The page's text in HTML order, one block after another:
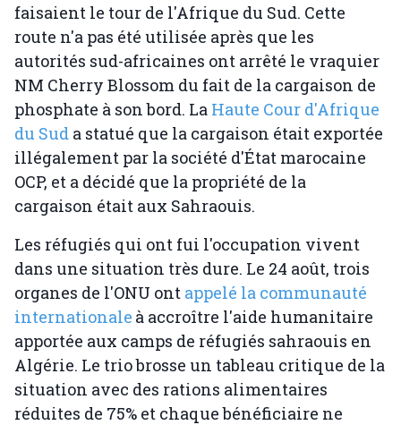
faisaient le tour de l'Afrique du Sud. Cette
route n'a pas été utilisée après que les
autorités sud-africaines ont arrêté le vraquier
NM Cherry Blossom du fait de la cargaison de
phosphate à son bord. La Haute Cour d'Afrique
du Sud a statué que la cargaison était exportée
illégalement par la société d'État marocaine
OCP, et a décidé que la propriété de la
cargaison était aux Sahraouis.
Les réfugiés qui ont fui l'occupation vivent
dans une situation très dure. Le 24 août, trois
organes de l'ONU ont appelé la communauté
internationale à accroître l'aide humanitaire
apportée aux camps de réfugiés sahraouis en
Algérie. Le trio brosse un tableau critique de la
situation avec des rations alimentaires
réduites de 75% et chaque bénéficiaire ne